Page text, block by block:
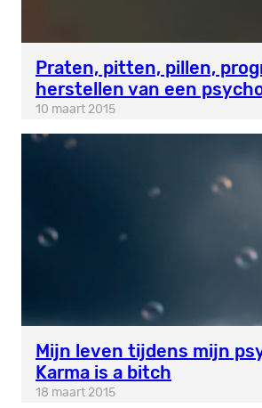
Praten, pitten, pillen,
herstellen van een
10 maart 2015
Mijn leven tijdens mijn
Karma is a bitch
18 maart 2015